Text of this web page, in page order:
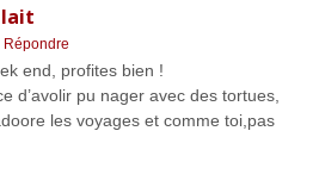
lait
Répondre
end, profites bien !
d’avolir pu nager avec des tortues,
les voyages et comme toi,pas